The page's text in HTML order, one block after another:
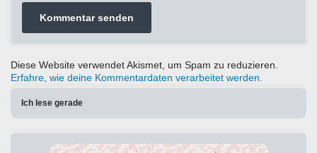
Diese Website verwendet Akismet, um Spam zu reduzieren.
Erfahre, wie deine Kommentardaten verarbeitet werden.
Ich lese gerade